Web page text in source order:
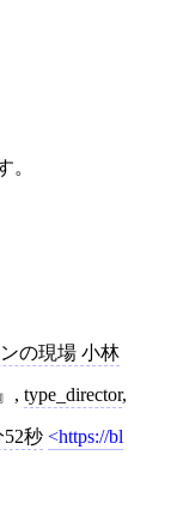
。
の現場 小林
, type_director,
52秒 https://bl